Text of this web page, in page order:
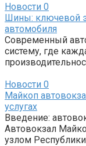
Новости 0
Шины: ключевой
автомобиля
Современный
систему, где
Новости 0
Майкоп
услугах
Введение:
Автовокзал
узлом